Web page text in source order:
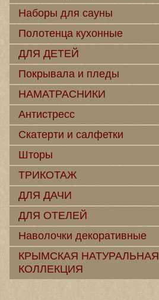
Наборы для сауны
Полотенца кухонные
ДЛЯ ДЕТЕЙ
Покрывала и пледы
НАМАТРАСНИКИ
Антистресс
Скатерти и салфетки
Шторы
ТРИКОТАЖ
ДЛЯ ДАЧИ
ДЛЯ ОТЕЛЕЙ
Наволочки декоративные
КРЫМСКАЯ НАТУРАЛЬНАЯ
КОЛЛЕКЦИЯ